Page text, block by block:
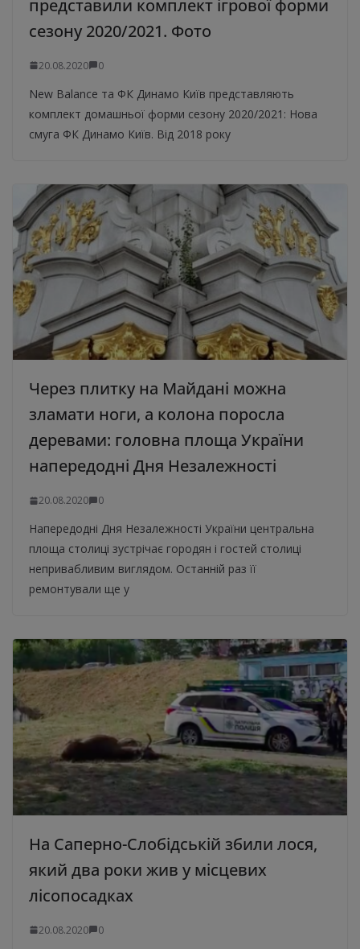
представили комплект ігрової форми
сезону 2020/2021. Фото
20.08.2020 0
New Balance та ФК Динамо Київ представляють
комплект домашньої форми сезону 2020/2021: Нова
смуга ФК Динамо Київ. Від 2018 року
Через плитку на Майдані можна
зламати ноги, а колона поросла
деревами: головна площа України
напередодні Дня Незалежності
20.08.2020 0
Напередодні Дня Незалежності України центральна
площа столиці зустрічає городян і гостей столиці
непривабливим виглядом. Останній раз її
ремонтували ще у
На Саперно-Слобідській збили лося,
який два роки жив у місцевих
лісопосадках
20.08.2020 0